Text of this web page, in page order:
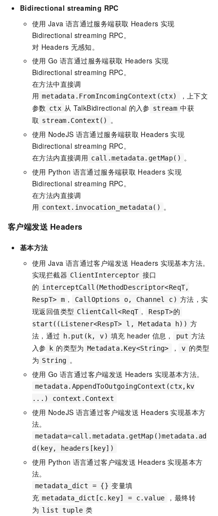
Bidirectional streaming RPC
使用 Java 语言通过服务端获取 Headers 实现
Bidirectional streaming RPC。
对 Headers 无感知。
使用 Go 语言通过服务端获取 Headers 实现
Bidirectional streaming RPC。
在方法中直接调
用 metadata.FromIncomingContext(ctx)
，上下文
参数 ctx 从 TalkBidirectional 的入参 stream 中获
取 stream.Context()
。
使用 NodeJS 语言通过服务端获取 Headers 实现
Bidirectional streaming RPC。
在方法内直接调用 call.metadata.getMap() 。
使用 Python 语言通过服务端获取 Headers 实现
Bidirectional streaming RPC。
在方法内直接调
用 context.invocation_metadata() 。
客户端发送 Headers
基本方法
使用 Java 语言通过客户端发送 Headers 实现基本方法。
实现拦截器 ClientInterceptor 接口
的 interceptCall(MethodDescriptor<ReqT,
RespT> m , CallOptions o, Channel c) 方法，实
现返回值类型 ClientCall<ReqT ,
RespT>的
start((Listener<RespT> l, Metadata h)) 方
法，通过
h.put(k, v) 填充 header 信息， put 方法
入参
k 的类型为 Metadata.Key<String> ， v 的类型
为 String 。
使用 Go 语言通过客户端发送 Headers 实现基本方法。
metadata.AppendToOutgoingContext(ctx,kv
...) context.Context
使用 NodeJS 语言通过客户端发送 Headers 实现基本方
法。
metadata=call.metadata.getMap()metadata.ad
d(key, headers[key])
使用 Python 语言通过客户端发送 Headers 实现基本方
法。
metadata_dict = {} 变量填
充 metadata_dict[c.key] = c.value
，最终转
为 list tuple 类